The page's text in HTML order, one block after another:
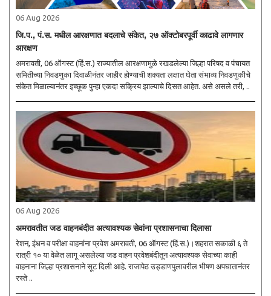
06 Aug 2026
जि.प., पं.स. मधील आरक्षणात बदलाचे संकेत, २७ ऑक्टोबरपूर्वी काढावे लागणार
आरक्षण
अमरावती, 06 ऑगस्ट (हिं.स.) राज्यातील आरक्षणामुळे रखडलेल्या जिल्हा परिषद व पंचायत
समितीच्या निवडणुका दिवाळीनंतर जाहीर होण्याची शक्यता लक्षात घेता संभाव्य निवडणुकीचे
संकेत मिळाल्यानंतर इच्छूक पुन्हा एकदा सक्रिय झाल्याचे दिसत आहेत. असे असले तरी, ..
06 Aug 2026
अमरावतीत जड वाहनबंदीत अत्यावश्यक सेवांना प्रशासनाचा दिलासा
रेशन, इंधन व परीक्षा वाहनांना प्रवेश अमरावती, 06 ऑगस्ट (हिं.स.)।शहरात सकाळी ६ ते
रात्री १० या वेळेत लागू असलेल्या जड वाहन प्रवेशबंदीतून अत्यावश्यक सेवाच्या काही
वाहनाना जिल्हा प्रशासनाने सूट दिली आहे. राजापेठ उड्डाणपुलावरील भीषण अपघातानंतर
रस्ते ..